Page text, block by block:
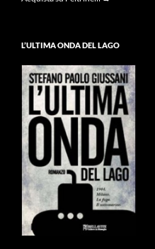
L’ULTIMA ONDA DEL LAGO